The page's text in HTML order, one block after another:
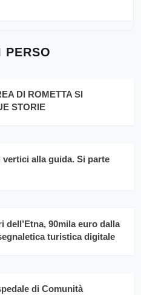
PERSO
DI ROMETTA SI
STORIE
alla guida. Si parte
dell’Etna, 90mila euro dalla
turistica digitale
di Comunità